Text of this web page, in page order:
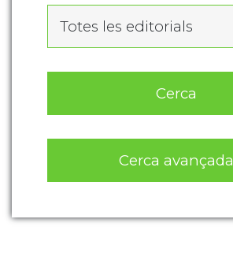
Totes les editorials
Cerca
Cerca avançada